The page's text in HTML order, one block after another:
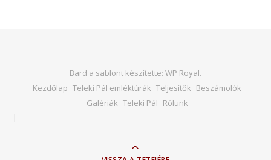
Bard a sablont készítette: WP Royal.
Kezdőlap Teleki Pál emléktúrák Teljesítők Beszámolók
Galériák Teleki Pál Rólunk